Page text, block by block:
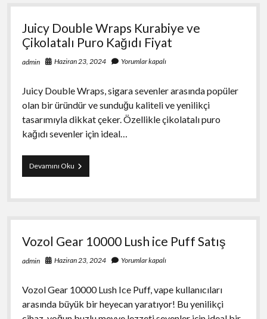
Çikolatalı
Kağıdı
Fiyat
Juicy Double Wraps Kurabiye ve
Çikolatalı Puro Kağıdı Fiyat
admin Haziran 23, 2024 Yorumlar kapalı
Juicy Double Wraps, sigara sevenler arasında popüler
olan bir üründür ve sunduğu kaliteli ve yenilikçi
tasarımıyla dikkat çeker. Özellikle çikolatalı puro
kağıdı sevenler için ideal…
Devamını OkuJuicy
Double
Kurabiye
Çikolatalı
Kağıdı
Vozol Gear 10000 Lush ice Puff Satış
admin Haziran 23, 2024 Yorumlar kapalı
Vozol Gear 10000 Lush Ice Puff, vape kullanıcıları
arasında büyük bir heyecan yaratıyor! Bu yenilikçi